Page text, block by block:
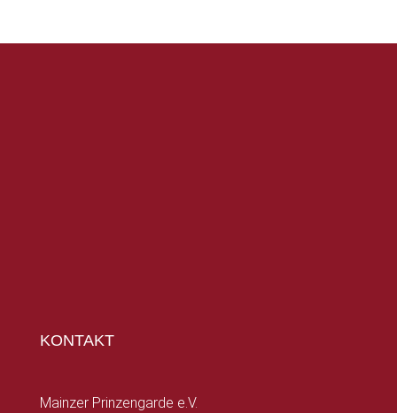
KONTAKT
Mainzer Prinzengarde e.V.